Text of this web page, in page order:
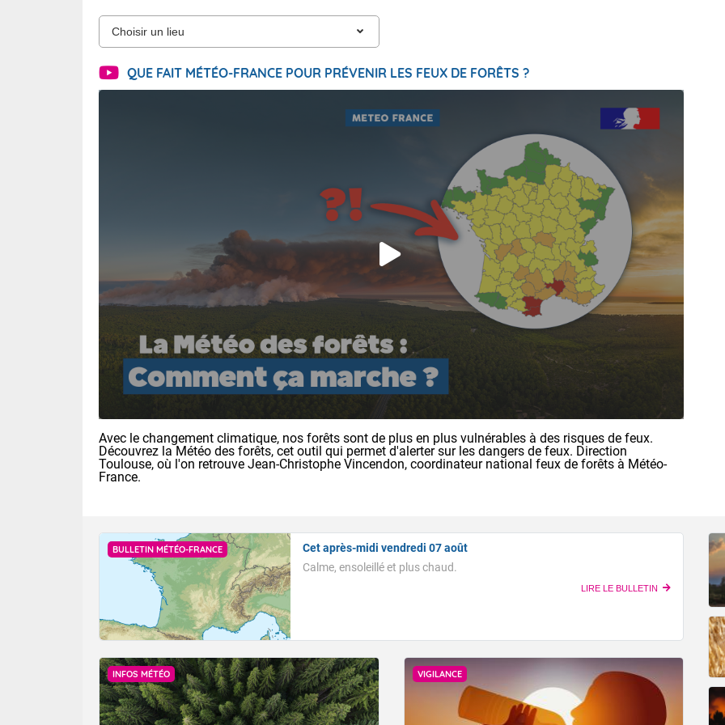
TENDANCE POUR LES JOURS SUIVANTS
QUE FAIT MÉTÉO-FRANCE POUR PRÉVENIR LES FEUX DE FORÊTS ?
Avec le changement climatique, nos forêts sont de plus en plus vulnérables à des risques de feux.
Découvrez la Météo des forêts, cet outil qui permet d'alerter sur les dangers de feux. Direction
Toulouse, où l'on retrouve Jean-Christophe Vincendon, coordinateur national feux de forêts à Météo-
France.
BULLETIN MÉTÉO-FRANCE
Cet après-midi vendredi 07 août
Calme, ensoleillé et plus chaud.
LIRE LE BULLETIN
Voici les températures relevées à 10h suivies des maximales prévues cet
: 18/25 Paris : 20/29 Lyon : 24/31 Biarritz : 23/27 Cherbourg : 18/25 Tours :
Clermont-Fd : 22/29 Perpignan : 29/37 Nice : 30/31 Rennes : 18/27 Nancy :
Limoges : 21/32 Marseille : 30/35 Nantes : 19/29 Strasbourg : 21/29
Lille : 18/26 Dijon : 23/30 Toulouse : 23/34 Ajaccio : 30/31
Cet après-midi vendredi 07 août
INFOS MÉTÉO VIGILANCE